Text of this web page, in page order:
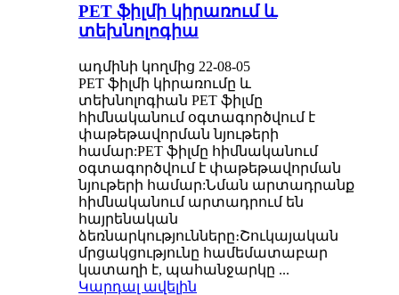
PET ֆիլմի կիրառում և
տեխնոլոգիա
ադմինի կողմից 22-08-05
PET ֆիլմի կիրառումը և
տեխնոլոգիան PET ֆիլմը
հիմնականում օգտագործվում է
փաթեթավորման նյութերի
համար:PET ֆիլմը հիմնականում
օգտագործվում է փաթեթավորման
նյութերի համար:Նման արտադրանք
հիմնականում արտադրում են
հայրենական
ձեռնարկությունները։Շուկայական
մրցակցությունը համեմատաբար
կատաղի է, պահանջարկը ...
Կարդալ ավելին